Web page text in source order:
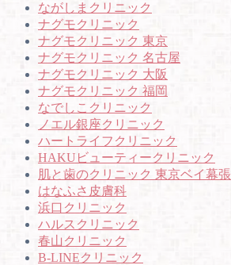
ながしまクリニック
ナグモクリニック
ナグモクリニック 東京
ナグモクリニック 名古屋
ナグモクリニック 大阪
ナグモクリニック 福岡
なでしこクリニック
ノエル銀座クリニック
ハートライフクリニック
HAKUビューティークリニック
肌と歯のクリニック 東京ベイ幕張
はなふさ皮膚科
浜口クリニック
ハルスクリニック
春山クリニック
B-LINEクリニック